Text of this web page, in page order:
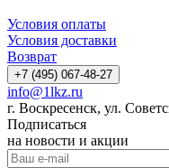
Условия оплаты
Условия доставки
Возврат
+7 (495) 067-48-27
info@1lkz.ru
г. Воскресенск, ул.
Подписаться
на новости и акции